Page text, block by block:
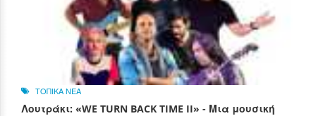
ΤΟΠΙΚΑ ΝΕΑ
Λουτράκι: «WE TURN BACK TIME II» - Μια μουσική